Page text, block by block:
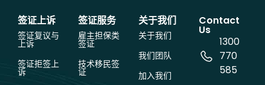
签证上诉
签证复议与
上诉
签证拒签上
诉
签证服务
雇主担保类
签证
技术移民签
证
关于我们
关于我们
我们团队
加入我们
Contact
Us
1300
770
585